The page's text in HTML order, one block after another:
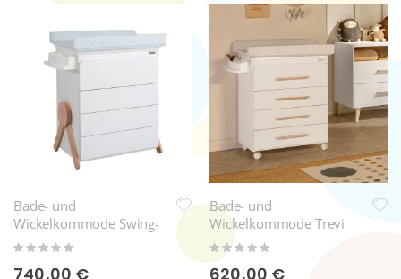
Bade- und
Wickelkommode Swing-
Weiß
Rating:
740,00 €
Bade- und
Wickelkommode Trevi
Rating:
0%
620,00 €